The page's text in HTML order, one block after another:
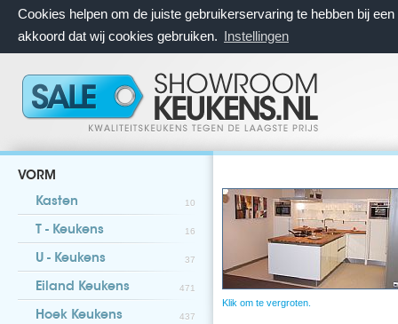
Cookies helpen om de juiste gebruikerservaring te hebben bij
akkoord dat wij cookies gebruiken. Instellingen
VORM
Kasten 10
T - Keukens 16
U - Keukens 37
Eiland Keukens 471
Hoek Keukens 437
Klik om te vergroten.